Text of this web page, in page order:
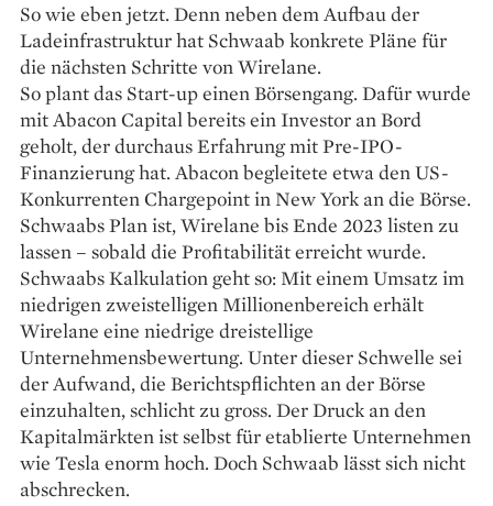
So wie eben jetzt. Denn neben dem Aufbau der
Ladeinfrastruktur hat Schwaab konkrete Pläne für
die nächsten Schritte von Wirelane.
So plant das Start-up einen Börsengang. Dafür wurde
mit Abacon Capital bereits ein Investor an Bord
geholt, der durchaus Erfahrung mit Pre-IPO-
Finanzierung hat. Abacon begleitete etwa den US-
Konkurrenten Chargepoint in New York an die Börse.
Schwaabs Plan ist, Wirelane bis Ende 2023 listen zu
lassen – sobald die Profita­bilität erreicht wurde.
Schwaabs Kalkulation geht so: Mit einem Umsatz im
niedrigen zweistelligen Millionenbereich erhält
Wirelane eine niedrige dreistellige
Unternehmensbewertung. Unter dieser Schwelle sei
der Aufwand, die Berichtspflichten an der Börse
einzuhalten, schlicht zu gross. Der Druck an den
Kapitalmärkten ist selbst für etablierte Unternehmen
wie Tesla enorm hoch. Doch Schwaab lässt sich nicht
abschrecken.